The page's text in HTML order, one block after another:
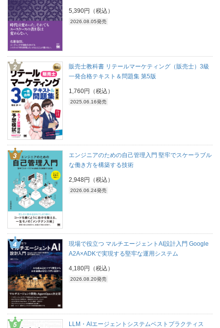
5,390円（税込）
2026.08.05発売
販売士教科書 リテールマーケティング（販売士）3級
一発合格テキスト＆問題集 第5版
1,760円（税込）
2025.06.16発売
エンジニアのための自己管理入門 堅牢でスケーラブル
な働き方を構築する技術
2,948円（税込）
2026.06.24発売
現場で役立つ マルチエージェントAI設計入門 Google
A2A×ADKで実現する堅牢な運用システム
4,180円（税込）
2026.08.20発売
LLM・AIエージェントシステムベストプラクティス